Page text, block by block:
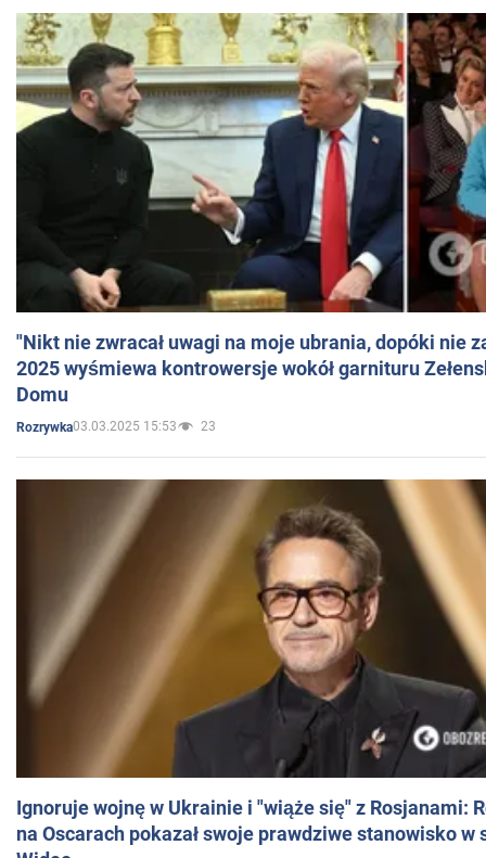
"Nikt nie zwracał uwagi na moje ubrania, dopóki nie
2025 wyśmiewa kontrowersje wokół garnituru
Domu
Rozrywka03.03.2025 15:53 23
Ignoruje wojnę w Ukrainie i "wiąże się" z Rosjanami:
na Oscarach pokazał swoje prawdziwe stanowisko w